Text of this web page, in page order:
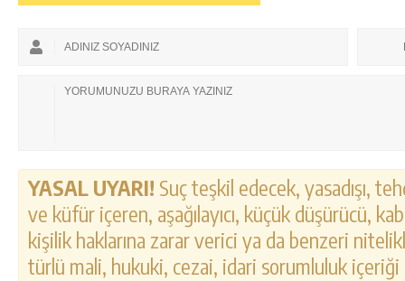
YASAL UYARI! Suç teşkil edecek, yasadışı,
ve küfür içeren, aşağılayıcı, küçük düşürücü,
kişilik haklarına zarar verici ya da benzeri
türlü mali, hukuki, cezai, idari sorumluluk